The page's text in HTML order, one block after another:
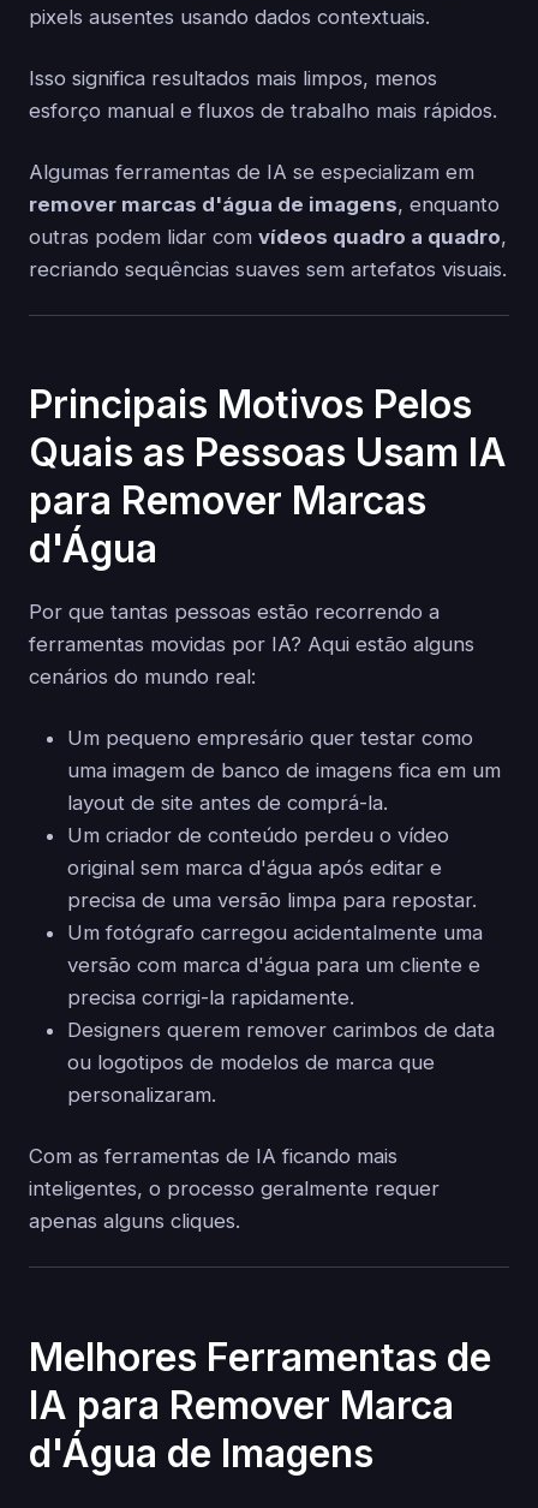
pixels ausentes usando dados contextuais.
Isso significa resultados mais limpos, menos
esforço manual e fluxos de trabalho mais rápidos.
Algumas ferramentas de IA se especializam em
remover marcas d'água de imagens, enquanto
outras podem lidar com vídeos quadro a quadro,
recriando sequências suaves sem artefatos visuais.
Principais Motivos Pelos
Quais as Pessoas Usam IA
para Remover Marcas
d'Água
Por que tantas pessoas estão recorrendo a
ferramentas movidas por IA? Aqui estão alguns
cenários do mundo real:
Um pequeno empresário quer testar como
uma imagem de banco de imagens fica em um
layout de site antes de comprá-la.
Um criador de conteúdo perdeu o vídeo
original sem marca d'água após editar e
precisa de uma versão limpa para repostar.
Um fotógrafo carregou acidentalmente uma
versão com marca d'água para um cliente e
precisa corrigi-la rapidamente.
Designers querem remover carimbos de data
ou logotipos de modelos de marca que
personalizaram.
Com as ferramentas de IA ficando mais
inteligentes, o processo geralmente requer
apenas alguns cliques.
Melhores Ferramentas de
IA para Remover Marca
d'Água de Imagens